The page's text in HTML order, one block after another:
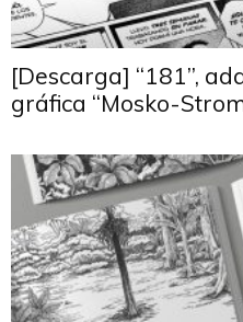
[Descarga] “181”,
gráfica “Mosko-